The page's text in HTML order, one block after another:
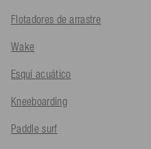
Flotadores de arrastre
Wake
Esquí acuático
Kneeboarding
Paddle surf